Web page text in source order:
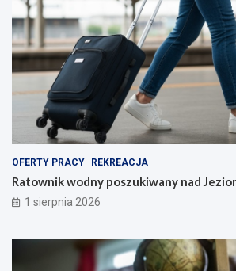
OFERTY PRACY REKREACJA
Ratownik wodny poszukiwany nad
1 sierpnia 2026